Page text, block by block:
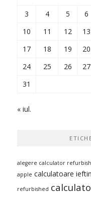
3
4 5 6
10
11 12 13
17
18 19 20
24
25 26 27
31
« iul.
alegere calculator
apple calculatoare
refurbished